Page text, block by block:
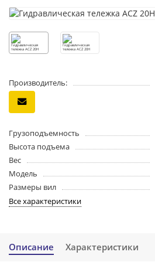
Производитель:
Грузоподъемность
Высота подъема
Вес
Модель
Размеры вил
Все характеристики
Описание Характеристики